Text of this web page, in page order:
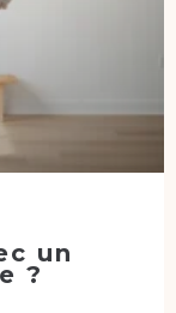
un
?